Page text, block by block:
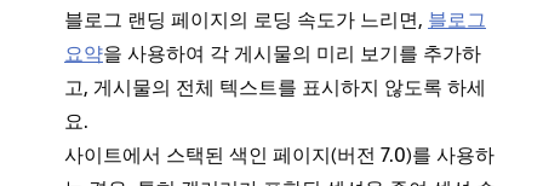
블로그 랜딩 페이지의 로딩 속도가 느리면, 블로그
요약을 사용하여 각 게시물의 미리 보기를 추가하
고, 게시물의 전체 텍스트를 표시하지 않도록 하세
요.
사이트에서 스택된 색인 페이지(버전 7.0)를 사용하